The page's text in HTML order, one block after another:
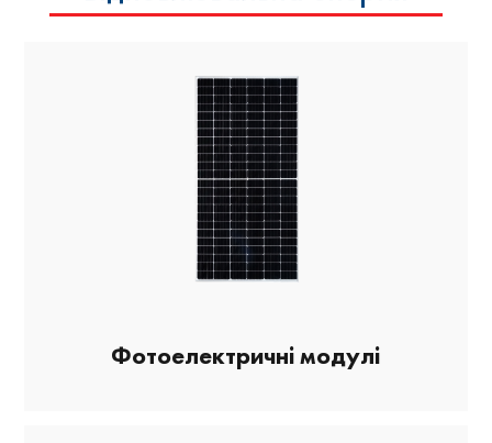
Фотоелектричні модулі